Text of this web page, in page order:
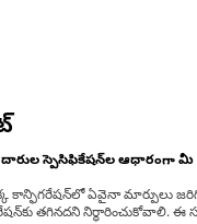
స్పెసిఫికేషన్‌ల ఆధారంగా మీ
ఏవైనా మార్పులు జరిగితే,
తగినదని నిర్ధారించుకోవాలి. ఈ